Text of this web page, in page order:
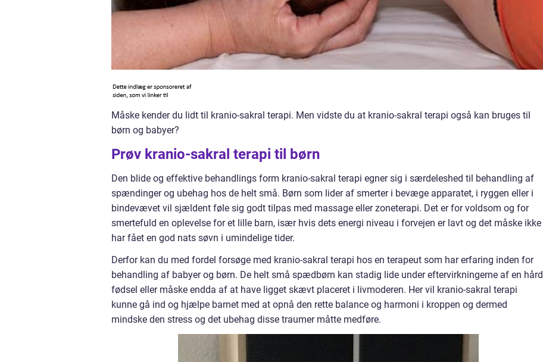
Måske kender du lidt til kranio-sakral terapi. Men vidste du at kranio-sakral terapi også kan bruges til
børn og babyer?
Prøv kranio-sakral terapi til børn
Den blide og effektive behandlings form kranio-sakral terapi egner sig i særdeleshed til behandling af
spændinger og ubehag hos de helt små. Børn som lider af smerter i bevæge apparatet, i ryggen eller i
bindevævet vil sjældent føle sig godt tilpas med massage eller zoneterapi. Det er for voldsom og for
smertefuld en oplevelse for et lille barn, især hvis dets energi niveau i forvejen er lavt og det måske ikke
har fået en god nats søvn i umindelige tider.
Derfor kan du med fordel forsøge med kranio-sakral terapi hos en terapeut som har erfaring inden for
behandling af babyer og børn. De helt små spædbørn kan stadig lide under eftervirkningerne af en hård
fødsel eller måske endda af at have ligget skævt placeret i livmoderen. Her vil kranio-sakral terapi
kunne gå ind og hjælpe barnet med at opnå den rette balance og harmoni i kroppen og dermed
mindske den stress og det ubehag disse traumer måtte medføre.